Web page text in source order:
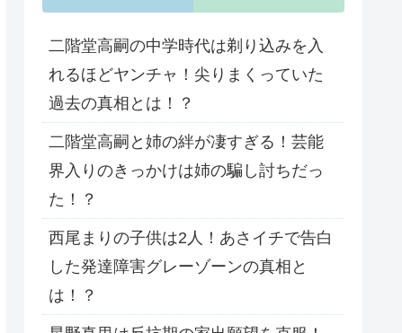
二階堂高嗣の中学時代は剃り込みを入
れるほどヤンチャ！尖りまくっていた
過去の真相とは！？
二階堂高嗣と姉の絆が凄すぎる！芸能
界入りのきっかけは姉の騙し討ちだっ
た！？
西尾まりの子供は2人！あさイチで告白
した発達障害グレーゾーンの真相と
は！？